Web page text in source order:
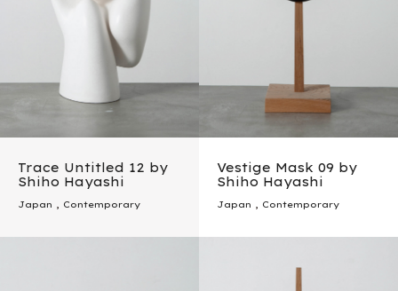
Trace Untitled 12 by
Shiho Hayashi
Japan , Contemporary
Vestige Mask 09 by
Shiho Hayashi
Japan , Contemporary